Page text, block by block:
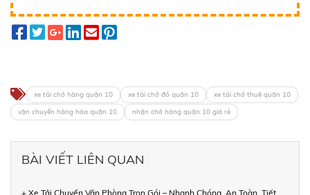
xe tải chở hàng quận 10 xe tải chở đồ quận 10
xe tải chở thuê quận 10
vận chuyển hàng hóa quận 10
nhận chở hàng quận 10 giá rẻ
BÀI VIẾT LIÊN QUAN
+ Xe Tải Chuyển Văn Phòng Trọn Gói – Nhanh Chóng, An Toàn, Tiết